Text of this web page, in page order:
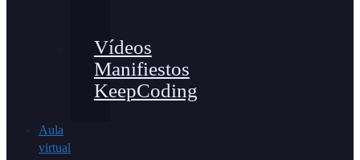
Vídeos
Manifiestos
KeepCoding
Aula
virtual